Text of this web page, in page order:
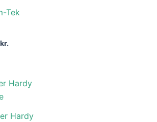
Tek
kr.
1.656,65 kr..
Hardy
Den
aktuelle
1.571,65 kr..